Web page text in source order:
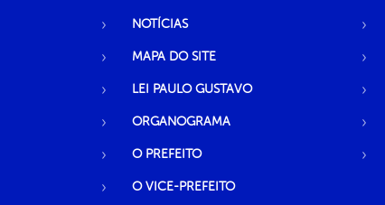
NOTÍCIAS
MAPA DO SITE
LEI PAULO GUSTAVO
ORGANOGRAMA
O PREFEITO
O VICE-PREFEITO